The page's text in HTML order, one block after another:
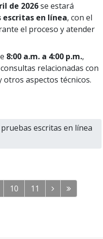
de 2026se estará
escritas en línea, con el
el proceso y atender
8:00 a.m. a 4:00 p.m.,
relacionadas con
aspectos técnicos.
escritas en línea
10 11